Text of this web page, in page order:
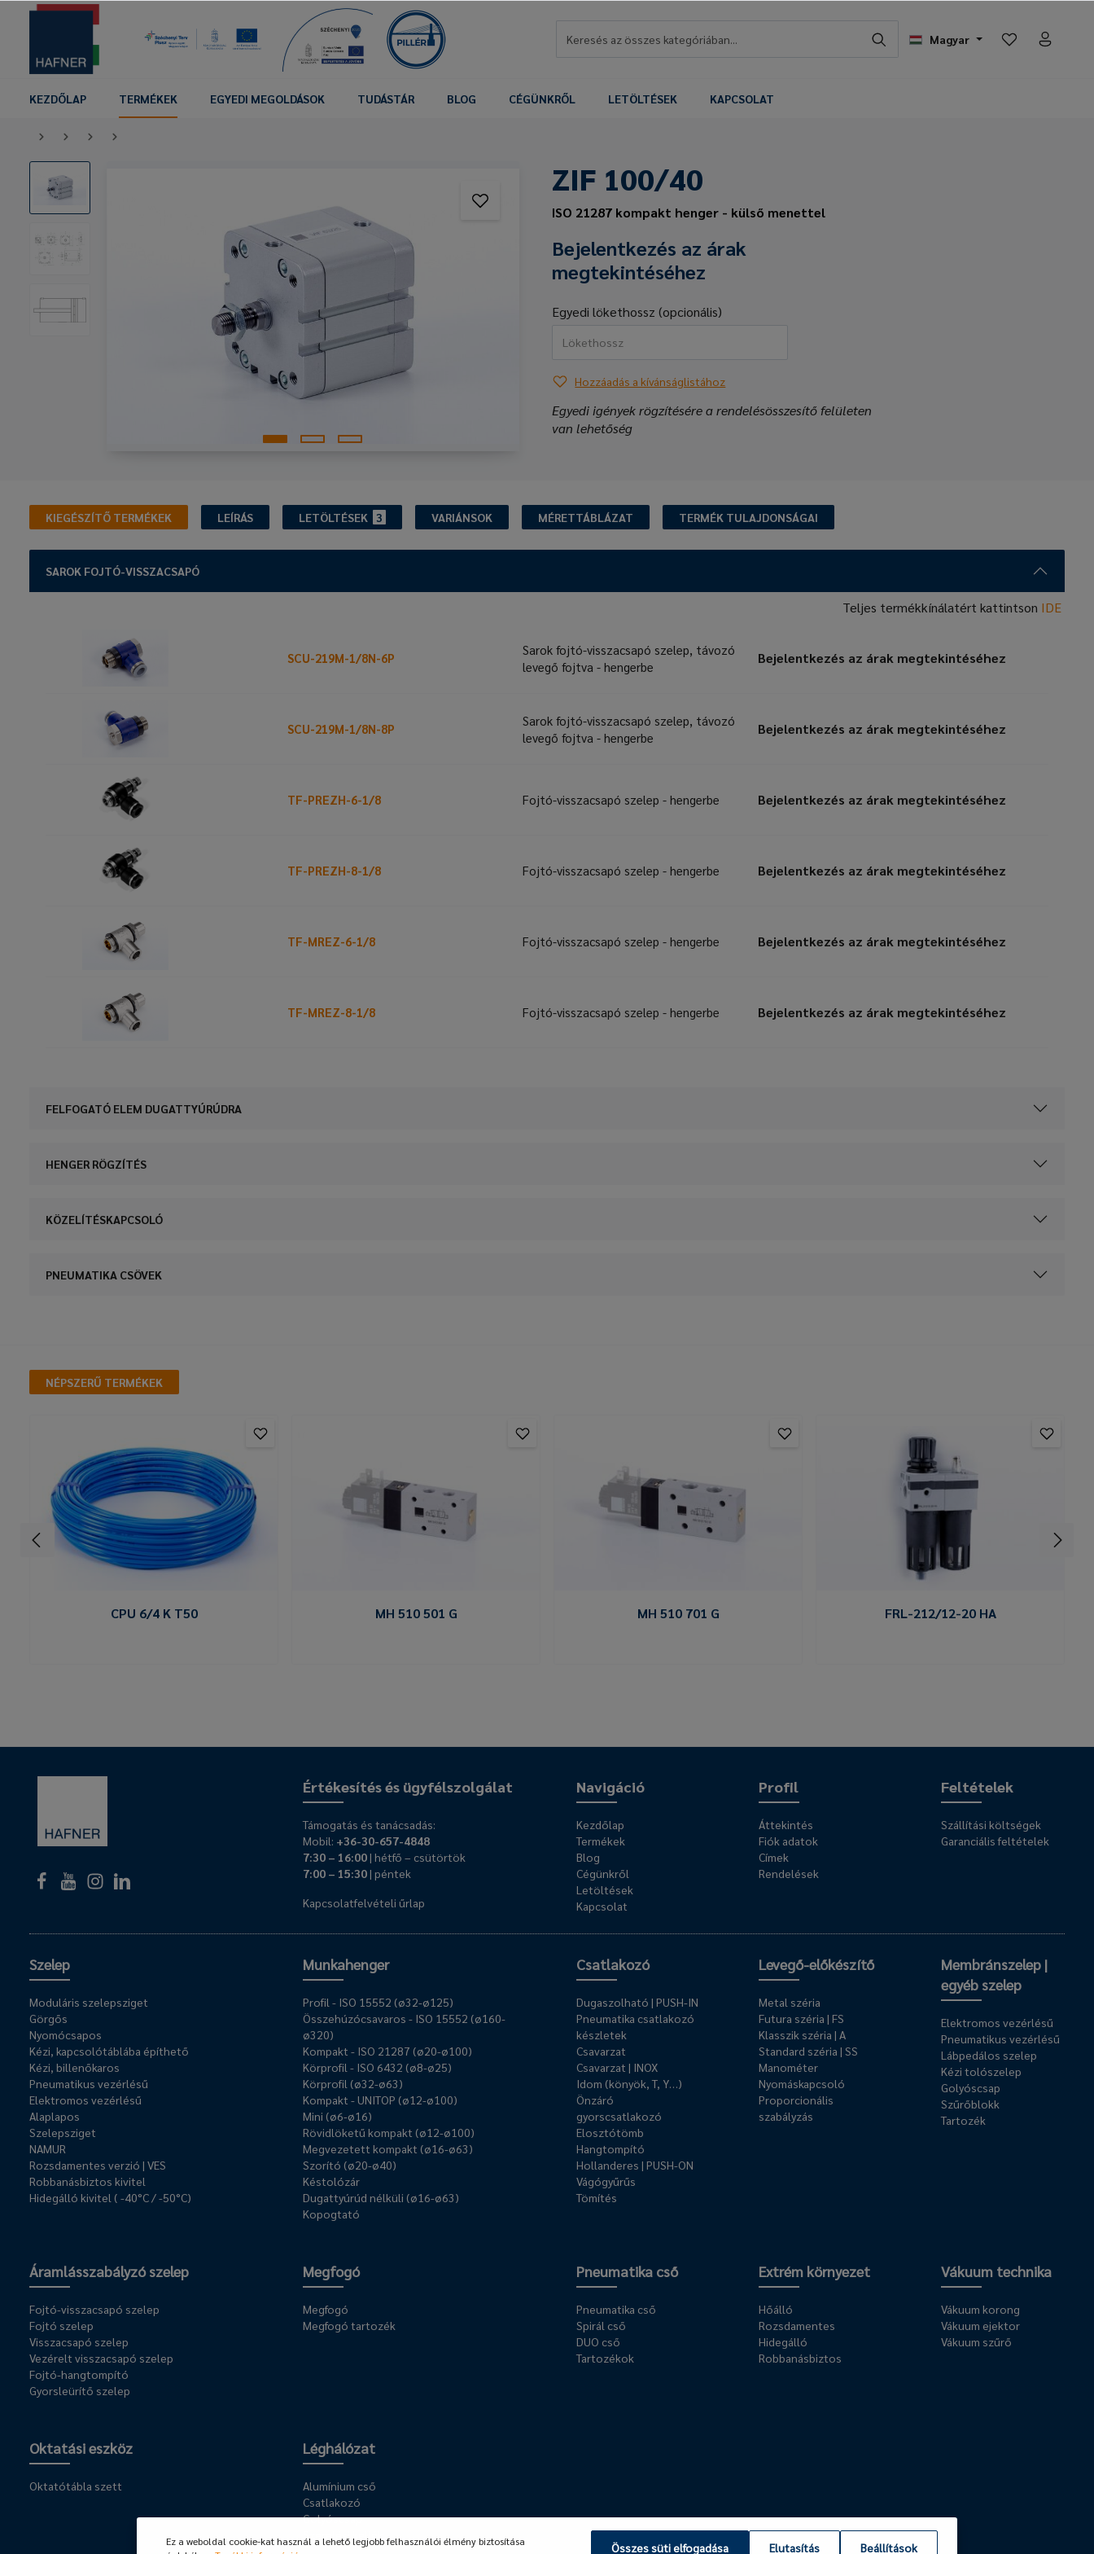
Magyar
KEZDŐLAP TERMÉKEK EGYEDI MEGOLDÁSOK TUDÁSTÁR BLOG CÉGÜNKRŐL LETÖLTÉSEK KAPCSOLAT
ZIF 100/40
ISO 21287 kompakt henger - külső menettel
Bejelentkezés az árak
megtekintéséhez
Egyedi lökethossz (opcionális)
Hozzáadás a kívánságlistához
Egyedi igények rögzítésére a rendelésösszesítő felületen
van lehetőség
KIEGÉSZÍTŐ TERMÉKEK LEÍRÁS LETÖLTÉSEK 3 VARIÁNSOK MÉRETTÁBLÁZAT TERMÉK TULAJDONSÁGAI
SAROK FOJTÓ-VISSZACSAPÓ
Teljes termékkínálatért kattintson IDE
SCU-219M-1/8N-6P
Sarok fojtó-visszacsapó szelep, távozó
levegő fojtva - hengerbe
Bejelentkezés az árak megtekintéséhez
SCU-219M-1/8N-8P
Sarok fojtó-visszacsapó szelep, távozó
levegő fojtva - hengerbe
Bejelentkezés az árak megtekintéséhez
TF-PREZH-6-1/8 Fojtó-visszacsapó szelep - hengerbe Bejelentkezés az árak megtekintéséhez
TF-PREZH-8-1/8 Fojtó-visszacsapó szelep - hengerbe Bejelentkezés az árak megtekintéséhez
TF-MREZ-6-1/8 Fojtó-visszacsapó szelep - hengerbe Bejelentkezés az árak megtekintéséhez
TF-MREZ-8-1/8 Fojtó-visszacsapó szelep - hengerbe Bejelentkezés az árak megtekintéséhez
FELFOGATÓ ELEM DUGATTYÚRÚDRA
HENGER RÖGZÍTÉS
KÖZELÍTÉSKAPCSOLÓ
PNEUMATIKA CSÖVEK
NÉPSZERŰ TERMÉKEK
CPU 6/4 K T50 MH 510 501 G MH 510 701 G FRL-212/12-20 HA
Navigáció
Kezdőlap
Termékek
Blog
Cégünkről
Letöltések
Kapcsolat
Profil
Áttekintés
Fiók adatok
Címek
Rendelések
Feltételek
Szállítási költségek
Garanciális feltételek
Értékesítés és ügyfélszolgálat
Támogatás és tanácsadás:
Mobil: +36-30-657-4848
7:30 – 16:00| hétfő – csütörtök
7:00 – 15:30| péntek
Kapcsolatfelvételi űrlap
Szelep
Moduláris szelepsziget
Görgős
Nyomócsapos
Kézi, kapcsolótáblába építhető
Kézi, billenőkaros
Pneumatikus vezérlésű
Elektromos vezérlésű
Alaplapos
Szelepsziget
NAMUR
Rozsdamentes verzió | VES
Robbanásbiztos kivitel
Hidegálló kivitel ( -40°C / -50°C)
Munkahenger
Profil - ISO 15552 (ø32-ø125)
Összehúzócsavaros - ISO 15552 (ø160-
ø320)
Kompakt - ISO 21287 (ø20-ø100)
Körprofil - ISO 6432 (ø8-ø25)
Körprofil (ø32-ø63)
Kompakt - UNITOP (ø12-ø100)
Mini (ø6-ø16)
Rövidlöketű kompakt (ø12-ø100)
Megvezetett kompakt (ø16-ø63)
Szorító (ø20-ø40)
Késtolózár
Dugattyúrúd nélküli (ø16-ø63)
Kopogtató
Csatlakozó
Dugaszolható | PUSH-IN
Pneumatika csatlakozó
készletek
Csavarzat
Csavarzat | INOX
Idom (könyök, T, Y…)
Önzáró
gyorscsatlakozó
Elosztótömb
Hangtompító
Hollanderes | PUSH-ON
Vágógyűrűs
Tömítés
Levegő-előkészítő
Metal széria
Futura széria | FS
Klasszik széria | A
Standard széria | SS
Manométer
Nyomáskapcsoló
Proporcionális
szabályzás
Membránszelep |
egyéb szelep
Elektromos vezérlésű
Pneumatikus vezérlésű
Lábpedálos szelep
Kézi tolószelep
Golyóscsap
Szűrőblokk
Tartozék
Áramlásszabályzó szelep
Fojtó-visszacsapó szelep
Fojtó szelep
Visszacsapó szelep
Vezérelt visszacsapó szelep
Fojtó-hangtompító
Gyorsleürítő szelep
Megfogó
Megfogó
Megfogó tartozék
Pneumatika cső
Pneumatika cső
Spirál cső
DUO cső
Tartozékok
Extrém környezet
Hőálló
Rozsdamentes
Hidegálló
Robbanásbiztos
Vákuum technika
Vákuum korong
Vákuum ejektor
Vákuum szűrő
Oktatási eszköz
Oktatótábla szett
Léghálózat
Alumínium cső
Csatlakozó
Golyóscsap
Ez a weboldal cookie-kat használ a lehető legjobb felhasználói élmény biztosítása
Összes süti elfogadása Elutasítás Beállítások